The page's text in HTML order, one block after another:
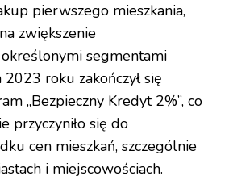
pierwszego mieszkania,
zwiększenie
segmentami
roku zakończył się
„Bezpieczny Kredyt 2%”, co
przyczyniło się do
cen mieszkań, szczególnie
i miejscowościach.